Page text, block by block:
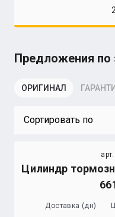
Предложения по
ОРИГИНАЛ
Сортировать по
Цилиндр
Доставка (дн)